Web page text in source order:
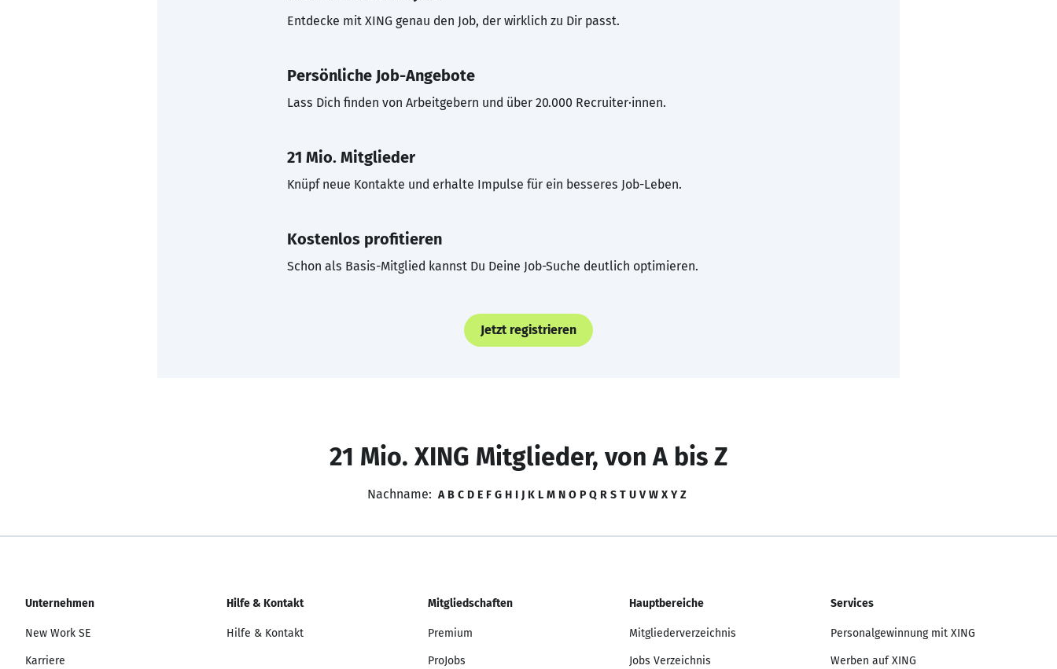
Entdecke mit XING genau den Job, der wirklich zu Dir passt.
Persönliche Job-Angebote
Lass Dich finden von Arbeitgebern und über 20.000 Recruiter·innen.
21 Mio. Mitglieder
Knüpf neue Kontakte und erhalte Impulse für ein besseres Job-Leben.
Kostenlos profitieren
Schon als Basis-Mitglied kannst Du Deine Job-Suche deutlich optimieren.
Jetzt registrieren
21 Mio. XING Mitglieder, von A bis Z
Nachname: A B C D E F G H I J K L M N O P Q R S T U V W X Y Z
Unternehmen
New Work SE
Karriere
Hilfe & Kontakt
Hilfe & Kontakt
Mitgliedschaften
Premium
ProJobs
Hauptbereiche
Mitgliederverzeichnis
Jobs Verzeichnis
Services
Personalgewinnung mit XING
Werben auf XING